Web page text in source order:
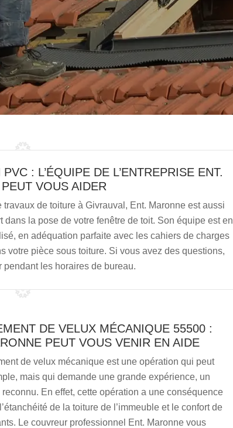
: L’ÉQUIPE DE L’ENTREPRISE ENT.
VOUS AIDER
de toiture à Givrauval, Ent. Maronne est aussi
dans la pose de votre fenêtre de toit. Son équipe est en
en adéquation parfaite avec les cahiers de charges
votre pièce sous toiture. Si vous avez des questions,
pendant les horaires de bureau.
DE VELUX MÉCANIQUE 55500 :
PEUT VOUS VENIR EN AIDE
de velux mécanique est une opération qui peut
mais qui demande une grande expérience, un
En effet, cette opération a une conséquence
de la toiture de l’immeuble et le confort de
Le couvreur professionnel Ent. Maronne vous